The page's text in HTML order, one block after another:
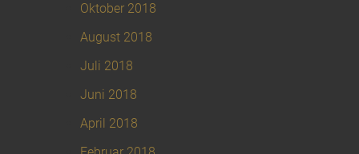
Oktober 2018
August 2018
Juli 2018
Juni 2018
April 2018